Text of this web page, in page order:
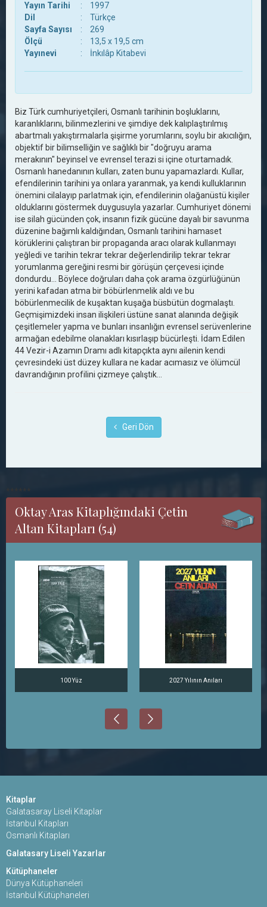
Yayın Tarihi
:
1997
Dil
:
Türkçe
Sayfa Sayısı
:
269
Ölçü
:
13,5 x 19,5 cm
Yayınevi
: İnkılâp Kitabevi
Biz Türk cumhuriyetçileri, Osmanlı tarihinin boşluklarını,
karanlıklarını, bilinmezlerini ve şimdiye dek kalıplaştırılmış
abartmalı yakıştırmalarla şişirme yorumlarını, soylu bir akıcılığın,
objektif bir bilimselliğin ve sağlıklı bir "doğruyu arama
merakının" beyinsel ve evrensel terazi si içine oturtamadık.
Osmanlı hanedanının kulları, zaten bunu yapamazlardı. Kullar,
efendilerinin tarihini ya onlara yaranmak, ya kendi kulluklarının
önemini cilalayıp parlatmak için, efendilerinin olağanüstü kişiler
olduklarını göstermek duygusuyla yazarlar. Cumhuriyet dönemi
ise silah gücünden çok, insanın fizik gücüne dayalı bir savunma
düzenine bağımlı kaldığından, Osmanlı tarihini hamaset
körüklerini çalıştıran bir propaganda aracı olarak kullanmayı
yeğledi ve tarihin tekrar tekrar değerlendirilip tekrar tekrar
yorumlanma gereğini resmi bir görüşün çerçevesi içinde
dondurdu... Böylece doğruları daha çok arama özgürlüğünün
yerini kafadan atma bir böbürlenmelik aldı ve bu
böbürlenmecilik de kuşaktan kuşağa büsbütün dogmalaştı.
Geçmişimizdeki insan ilişkileri üstüne sanat alanında değişik
çeşitlemeler yapma ve bunları insanlığın evrensel serüvenlerine
armağan edebilme olanakları kısırlaşıp bücürleşti. İdam Edilen
44 Vezir-i Azamın Dramı adlı kitapçıkta aynı ailenin kendi
çevresindeki üst düzey kullara ne kadar acımasız ve ölümcül
davrandığının profilini çizmeye çalıştık...
Geri Dön
******
Oktay Aras Kitaplığındaki Çetin
Altan Kitapları (54)
100 Yüz 2027 Yılının Anıları
Kitaplar
Galatasaray Liseli Kitaplar
İstanbul Kitapları
Osmanlı Kitapları
Galatasary Liseli Yazarlar
Kütüphaneler
Dünya Kütüphaneleri
İstanbul Kütüphaneleri